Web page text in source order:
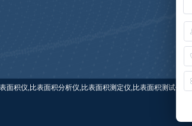
表面积仪,比表面积分析仪,比表面积测定仪,比表面积测试仪,